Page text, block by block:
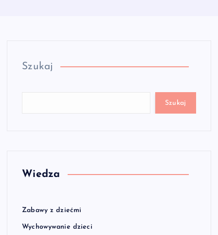
Szukaj
Szukaj
Wiedza
Zabawy z dziećmi
Wychowywanie dzieci